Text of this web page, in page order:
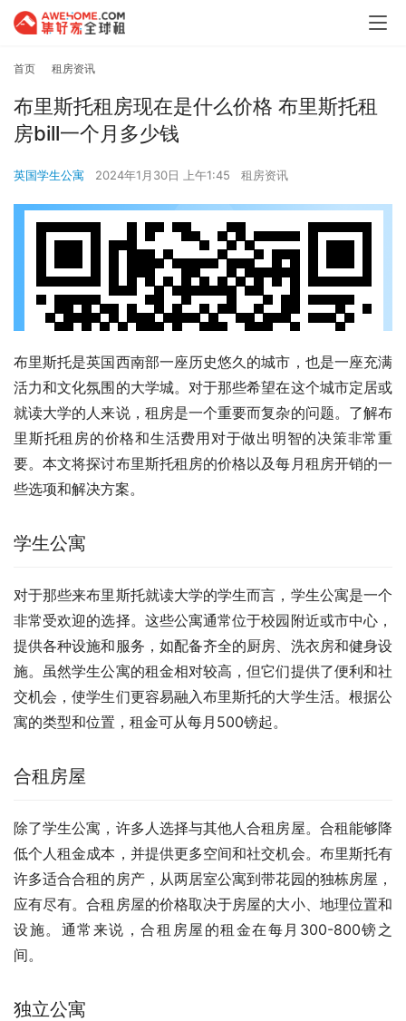
首页 租房资讯
布里斯托租房现在是什么价格 布里斯托租
房bill一个月多少钱
英国学生公寓 2024年1月30日 上午1:45 租房资讯
布里斯托是英国西南部一座历史悠久的城市，也是一座充满
活力和文化氛围的大学城。对于那些希望在这个城市定居或
就读大学的人来说，租房是一个重要而复杂的问题。了解布
里斯托租房的价格和生活费用对于做出明智的决策非常重
要。本文将探讨布里斯托租房的价格以及每月租房开销的一
些选项和解决方案。
学生公寓
对于那些来布里斯托就读大学的学生而言，学生公寓是一个
非常受欢迎的选择。这些公寓通常位于校园附近或市中心，
提供各种设施和服务，如配备齐全的厨房、洗衣房和健身设
施。虽然学生公寓的租金相对较高，但它们提供了便利和社
交机会，使学生们更容易融入布里斯托的大学生活。根据公
寓的类型和位置，租金可从每月500镑起。
合租房屋
除了学生公寓，许多人选择与其他人合租房屋。合租能够降
低个人租金成本，并提供更多空间和社交机会。布里斯托有
许多适合合租的房产，从两居室公寓到带花园的独栋房屋，
应有尽有。合租房屋的价格取决于房屋的大小、地理位置和
设施。通常来说，合租房屋的租金在每月300-800镑之
间。
独立公寓